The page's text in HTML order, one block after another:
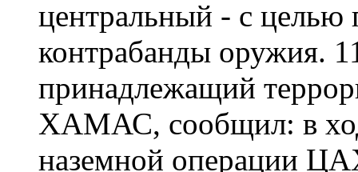
центральный - с целью
контрабанды оружия.
принадлежащий
ХАМАС, сообщил: в
наземной операции